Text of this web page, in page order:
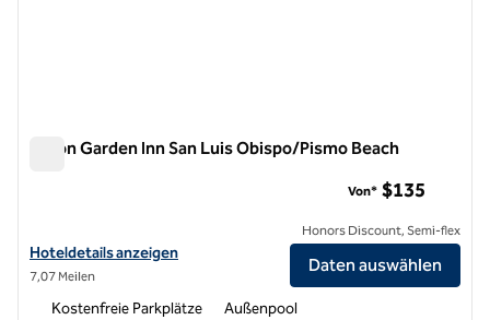
Hilton Garden Inn San Luis Obispo/Pismo Beach
Hoteldetails für das Hilton Garden Inn San Luis Obispo/Pismo Beach
Hoteldetails anzeigen
7,07 Meilen
Von* $135
Honors Discount, Semi-flex
Daten auswählen
Kostenfreie Parkplätze Außenpool